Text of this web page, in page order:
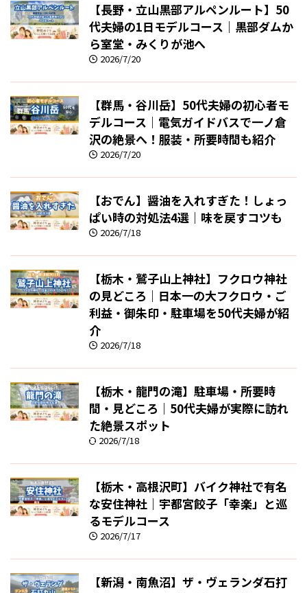
【長野・立山黒部アルペンルート】50
代夫婦の1日モデルコース｜黒部ダムか
ら室堂・みくりが池へ
2026/7/20
【群馬・谷川岳】50代夫婦の初心者モ
デルコース｜電気ガイドバスで一ノ倉
沢の絶景へ！服装・所要時間も紹介
2026/7/20
【おでん】醤油を入れすぎた！しょっ
ぱい時の対処法4選｜味を戻すコツも
2026/7/18
【栃木・鷲子山上神社】フクロウ神社
の見どころ｜日本一の大フクロウ・ご
利益・御朱印・駐車場を50代夫婦が紹
介
2026/7/18
【栃木・龍門の滝】駐車場・所要時
間・見どころ｜50代夫婦が実際に訪れ
た絶景スポット
2026/7/18
【栃木・高根沢町】バイク神社で有名
な安住神社｜宇都宮餃子「幸楽」と巡
るモデルコース
2026/7/17
【新潟・南魚沼】ザ・ヴェランダ石打